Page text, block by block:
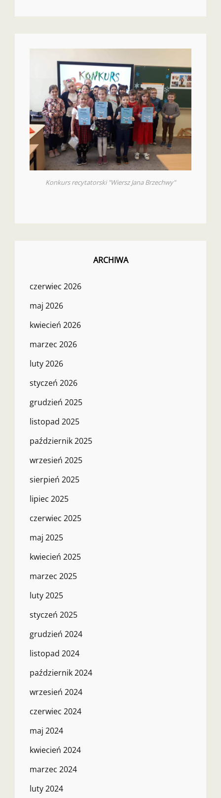
Konkurs recytatorski "Wiersz Jana Brzechwy"
ARCHIWA
czerwiec 2026
maj 2026
kwiecień 2026
marzec 2026
luty 2026
styczeń 2026
grudzień 2025
listopad 2025
październik 2025
wrzesień 2025
sierpień 2025
lipiec 2025
czerwiec 2025
maj 2025
kwiecień 2025
marzec 2025
luty 2025
styczeń 2025
grudzień 2024
listopad 2024
październik 2024
wrzesień 2024
czerwiec 2024
maj 2024
kwiecień 2024
marzec 2024
luty 2024